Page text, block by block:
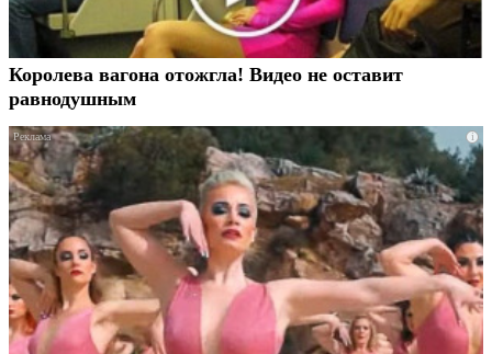
Королева вагона отожгла! Видео не оставит
равнодушным
i